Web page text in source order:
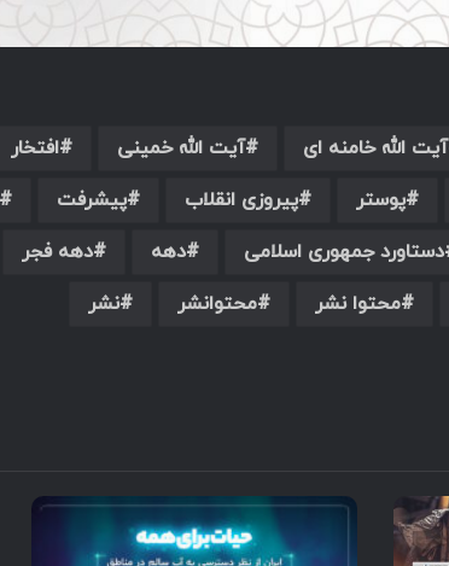
آیت الله خامنه ای آیت الله خمینی افتخار
پوستر پیروزی انقلاب پیشرفت
دستاورد جمهوری اسلامی دهه دهه فجر
محتوا نشر محتوانشر نشر